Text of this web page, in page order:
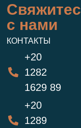
с нами
КОНТАКТЫ
+20
1282
1629 89
+20
1289